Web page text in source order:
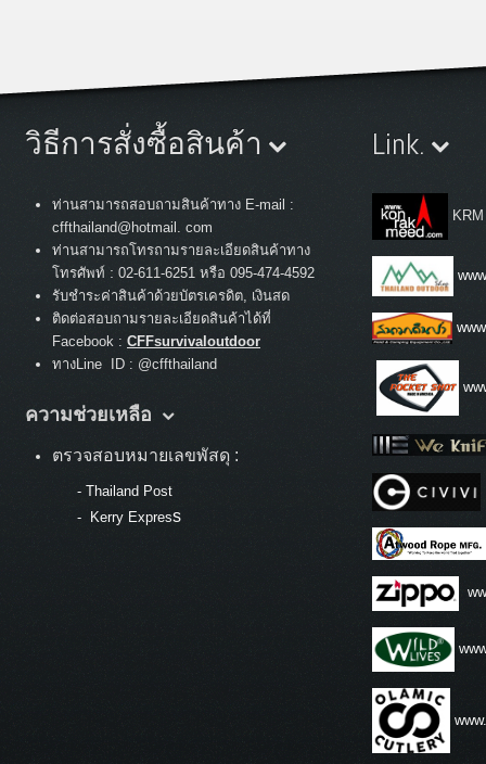
วิธีการสั่งซื้อสินค้า
ท่านสามารถสอบถามสินค้าทาง E-mail :
cffthailand@hotmail. com
ท่านสามารถโทรถามรายละเอียดสินค้าทาง
โทรศัพท์ : 02-611-6251 หรือ 095-474-4592
รับชำระค่าสินค้าด้วยบัตรเครดิต, เงินสด
ติดต่อสอบถามรายละเอียดสินค้าได้ที่
Facebook : CFFsurvivaloutdoor
ทางLine ID : @cffthailand
ความช่วยเหลือ
ตรวจสอบหมายเลขพัสดุ :
- Thailand Post
-
Kerry Express
Link.
KRM